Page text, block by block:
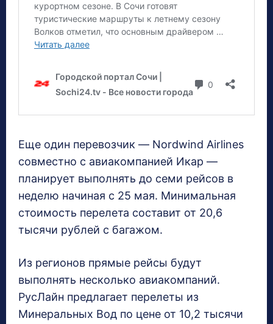
Еще один перевозчик — Nordwind Airlines
совместно с авиакомпанией Икар —
планирует выполнять до семи рейсов в
неделю начиная с 25 мая. Минимальная
стоимость перелета составит от 20,6
тысячи рублей с багажом.
Из регионов прямые рейсы будут
выполнять несколько авиакомпаний.
РусЛайн предлагает перелеты из
Минеральных Вод по цене от 10,2 тысячи